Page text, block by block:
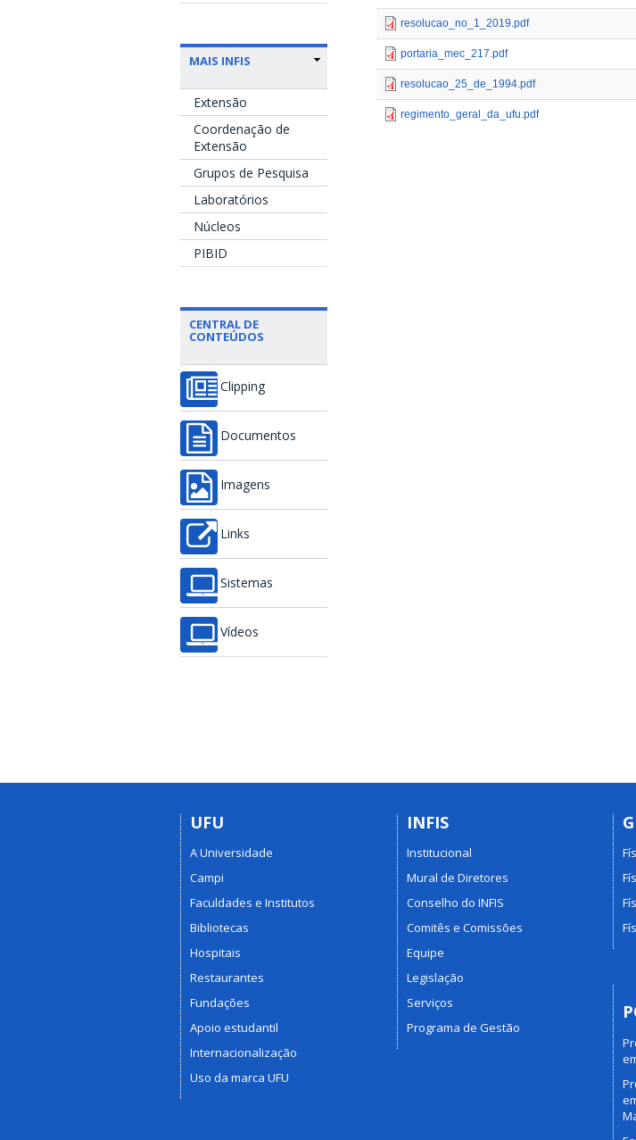
MAIS INFIS
Extensão
Coordenação de
Extensão
Grupos de Pesquisa
Laboratórios
Núcleos
PIBID
CENTRAL DE
CONTEÚDOS
Clipping
Documentos
Imagens
Links
Sistemas
Vídeos
resolucao_no_1_2019.pdf
portaria_mec_217.pdf
resolucao_25_de_1994.pdf
regimento_geral_da_ufu.pdf
UFU
A Universidade
Campi
Faculdades e Institutos
Bibliotecas
Hospitais
Restaurantes
Fundações
Apoio estudantil
Internacionalização
Uso da marca UFU
INFIS
Institucional
Mural de Diretores
Conselho do INFIS
Comitês e Comissões
Equipe
Legislação
Serviços
Programa de Gestão